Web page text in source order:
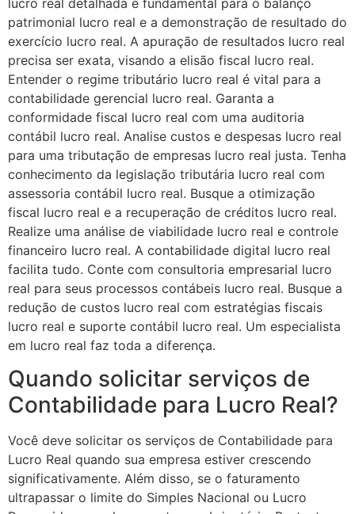
patrimonial lucro real e a demonstração de resultado do
exercício lucro real. A apuração de resultados lucro real
precisa ser exata, visando a elisão fiscal lucro real.
Entender o regime tributário lucro real é vital para a
contabilidade gerencial lucro real. Garanta a
conformidade fiscal lucro real com uma auditoria
contábil lucro real. Analise custos e despesas lucro real
para uma tributação de empresas lucro real justa. Tenha
conhecimento da legislação tributária lucro real com
assessoria contábil lucro real. Busque a otimização
fiscal lucro real e a recuperação de créditos lucro real.
Realize uma análise de viabilidade lucro real e controle
financeiro lucro real. A contabilidade digital lucro real
facilita tudo. Conte com consultoria empresarial lucro
real para seus processos contábeis lucro real. Busque a
redução de custos lucro real com estratégias fiscais
lucro real e suporte contábil lucro real. Um especialista
em lucro real faz toda a diferença.
Quando solicitar serviços de
Contabilidade para Lucro Real?
Você deve solicitar os serviços de Contabilidade para
Lucro Real quando sua empresa estiver crescendo
significativamente. Além disso, se o faturamento
ultrapassar o limite do Simples Nacional ou Lucro